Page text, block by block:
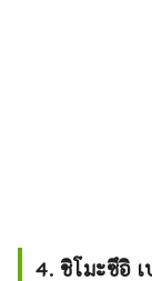
4. ชิโมะซึอิ